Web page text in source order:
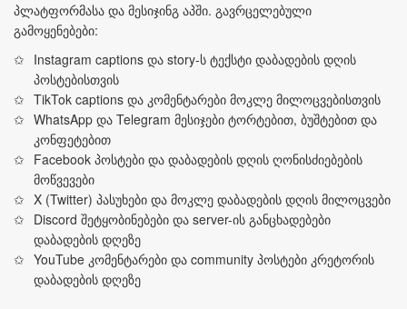
პლატფორმასა და მესიჯინგ აპში. გავრცელებული
გამოყენებები:
Instagram captions და story‑ს ტექსტი დაბადების დღის
პოსტებისთვის
TikTok captions და კომენტარები მოკლე მილოცვებისთვის
WhatsApp და Telegram მესიჯები ტორტებით, ბუშტებით და
კონფეტებით
Facebook პოსტები და დაბადების დღის ღონისძიებების
მოწვევები
X (Twitter) პასუხები და მოკლე დაბადების დღის მილოცვები
Discord შეტყობინებები და server-ის განცხადებები
დაბადების დღეზე
YouTube კომენტარები და community პოსტები კრეტორის
დაბადების დღეზე